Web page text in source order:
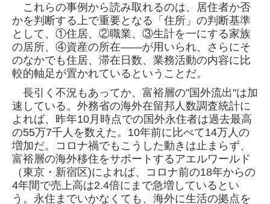
これらの事例から読み取れるのは、居住者か否
かを判断する上で重要となる「住所」の判断基準
として、①住居、②職業、③生計を一にする家族
の居所、④資産の所在——が用いられ、さらにそ
のなかでも住居、滞在日数、業務活動の内容に比
較的軸足が置かれているということだ。
長引く不況もあってか、富裕層の"国外流出"は加
速している。外務省の海外在留邦人数調査統計に
よれば、昨年10月時点での国外永住者は過去最高
の55万7千人を数えた。10年前に比べて14万人の
増加だ。コロナ禍でもこうした動きは止まらず、
富裕層の海外移住をサポートするアエルワール ド
（東京・新宿区)によれば、コロナ前の18年からの
4年間で売上高は2.4倍にまで急増しているとい
う。永住までいかなくても、海外に生活の拠点 を